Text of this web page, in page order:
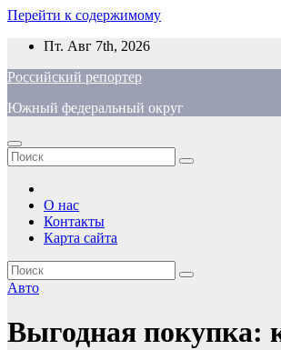
Перейти к содержимому
Пт. Авг 7th, 2026
Российский репортер
Южный федеральный округ
О нас
Контакты
Карта сайта
Авто
Выгодная покупка: